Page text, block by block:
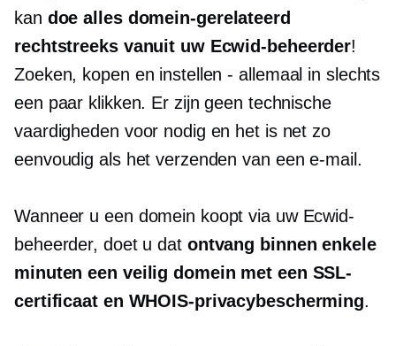
kan doe alles domein-gerelateerd
rechtstreeks vanuit uw Ecwid-beheerder!
Zoeken, kopen en instellen- allemaal in slechts
een paar klikken. Er zijn geen technische
vaardigheden voor nodig en het is net zo
eenvoudig als het verzenden van een e-mail.
Wanneer u een domein koopt via uw Ecwid-
beheerder, doet u dat ontvang binnen enkele
minuten een veilig domein met een SSL-
certificaat en WHOIS-privacybescherming.